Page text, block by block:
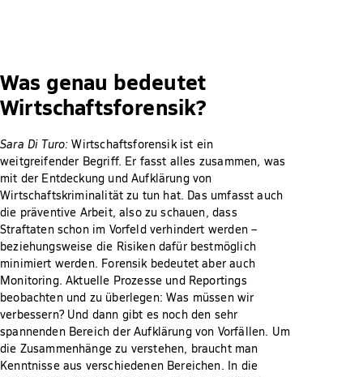
Was genau bedeutet
Wirtschaftsforensik?
Sara Di Turo: Wirtschaftsforensik ist ein
weitgreifender Begriff. Er fasst alles zusammen, was
mit der Entdeckung und Aufklärung von
Wirtschaftskriminalität zu tun hat. Das umfasst auch
die präventive Arbeit, also zu schauen, dass
Straftaten schon im Vorfeld verhindert werden –
beziehungsweise die Risiken dafür bestmöglich
minimiert werden. Forensik bedeutet aber auch
Monitoring. Aktuelle Prozesse und Reportings
beobachten und zu überlegen: Was müssen wir
verbessern? Und dann gibt es noch den sehr
spannenden Bereich der Aufklärung von Vorfällen. Um
die Zusammenhänge zu verstehen, braucht man
Kenntnisse aus verschiedenen Bereichen. In die